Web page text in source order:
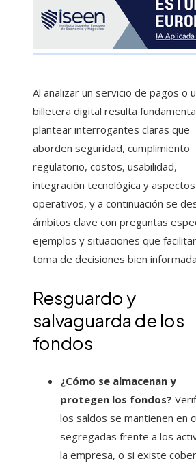
Al analizar un servicio de pagos o
billetera digital resulta
plantear interrogantes claras que
aborden seguridad, cumplimiento
regulatorio, costos, usabilidad,
integración tecnológica y aspectos
operativos, y a continuación se
ámbitos clave con preguntas
ejemplos y situaciones que
toma de decisiones bien
Resguardo y
salvaguarda de los
fondos
¿Cómo se almacenan y
protegen los fondos?
los saldos se mantienen en
segregadas frente a los
la empresa, o si existe